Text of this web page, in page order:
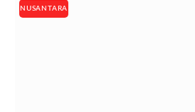
NUSANTARA